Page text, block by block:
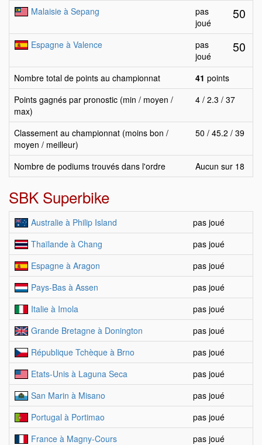
Malaisie à Sepang
pas
joué
50
Espagne à Valence
pas
joué
50
Nombre total de points au championnat 41 points
Points gagnés par pronostic (min / moyen /
max)
4 / 2.3 / 37
Classement au championnat (moins bon /
moyen / meilleur)
50 / 45.2 / 39
Nombre de podiums trouvés dans l'ordre Aucun sur 18
SBK Superbike
Australie à Philip Island
pas joué
Thaïlande à Chang
pas joué
Espagne à Aragon
pas joué
Pays-Bas à Assen
pas joué
Italie à Imola
pas joué
Grande Bretagne à Donington
pas joué
République Tchèque à Brno
pas joué
Etats-Unis à Laguna Seca
pas joué
San Marin à Misano
pas joué
Portugal à Portimao
pas joué
France à Magny-Cours
pas joué